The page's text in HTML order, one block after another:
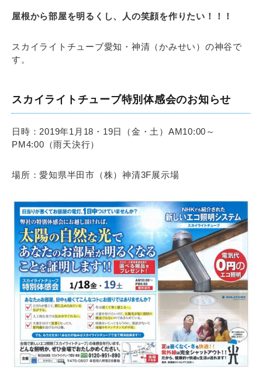
屋根から部屋を明るくし、人の笑顔を作りたい！！！
スカイライトチューブ愛知・神清（かみせい）の神谷で
す。
スカイライトチューブ特別体感会のお知らせ
日時：2019年1月18・19日（金・土）AM10:00～
PM4:00（雨天決行）
場所：愛知県半田市（株）神清3F展示場